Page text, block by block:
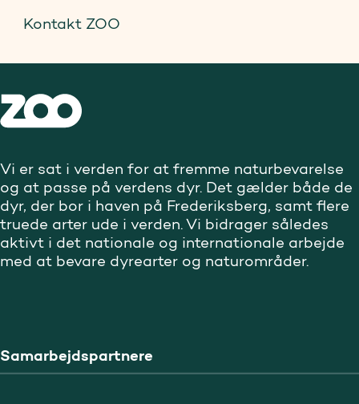
Kontakt ZOO
Vi er sat i verden for at fremme naturbevarelse
og at passe på verdens dyr. Det gælder både de
dyr, der bor i haven på Frederiksberg, samt flere
truede arter ude i verden. Vi bidrager således
aktivt i det nationale og internationale arbejde
med at bevare dyrearter og naturområder.
Samarbejdspartnere